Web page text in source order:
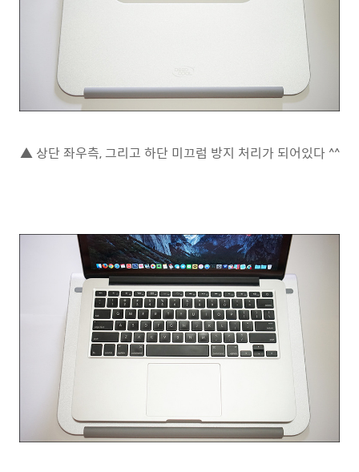
▲ 상단 좌우측, 그리고 하단 미끄럼 방지 처리가 되어있다 ^^